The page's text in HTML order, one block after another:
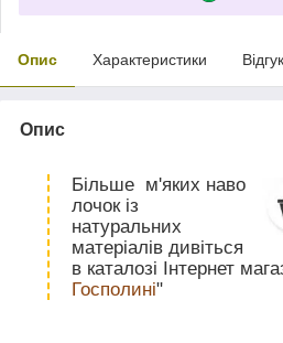
Опис Характеристики
Опис
Більше м'яких наво
лочок із
натуральних
матеріалів дивіться
в каталозі Інтернет
Госполині"